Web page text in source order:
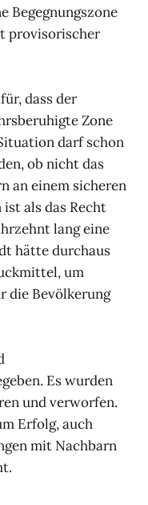
Begegnungszone
provisorischer
dass der
Zone
darf schon
ob nicht das
an einem sicheren
als das Recht
lang eine
hätte durchaus
um
die Bevölkerung
Es wurden
und verworfen.
Erfolg, auch
mit Nachbarn